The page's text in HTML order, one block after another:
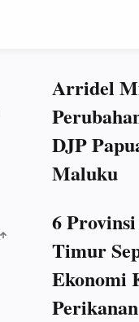
Arridel
DJP
Maluku
6
Timur
Ekonomi
Perikanan